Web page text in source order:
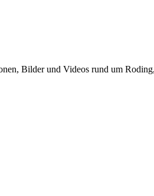
Bilder und Videos rund um